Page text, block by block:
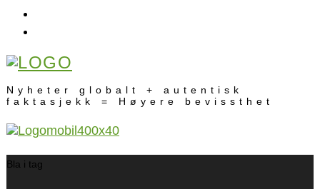
Nyheter globalt + autentisk
faktasjekk = Høyere bevissthet
Bla i tag